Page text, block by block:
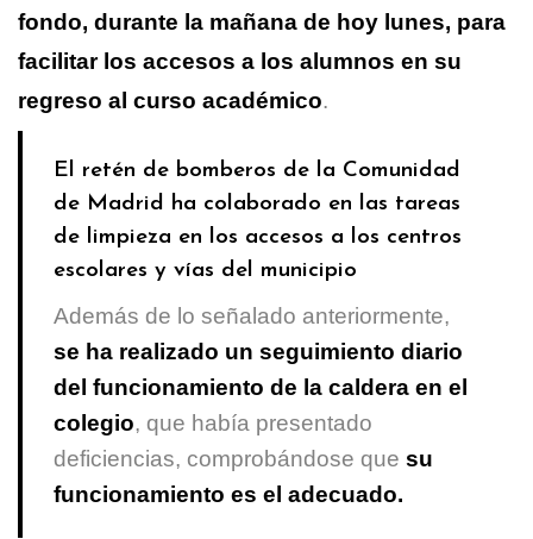
fondo, durante la mañana de hoy lunes, para
facilitar los accesos a los alumnos en su
regreso al curso académico.
El retén de bomberos de la Comunidad
de Madrid ha colaborado en las tareas
de limpieza en los accesos a los centros
escolares y vías del municipio
Además de lo señalado anteriormente,
se ha realizado un seguimiento diario
del funcionamiento de la caldera en el
colegio, que había presentado
deficiencias, comprobándose que su
funcionamiento es el adecuado.